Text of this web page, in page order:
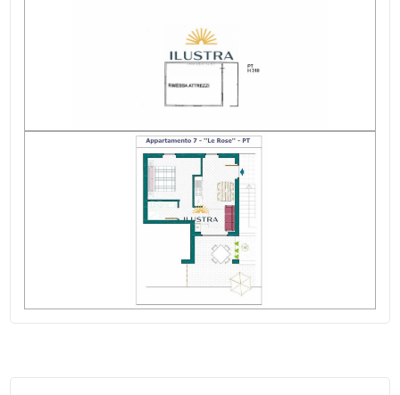
Distanza mare/lago : 6.800 mt.
Cucina : Angolo cottura
Arredato : Arredato
Posizione : Periferica
Terrazza : 100 ㎡
Antenna Tv : Autonoma
Tv SAT : Autonoma
Aria Condizionata